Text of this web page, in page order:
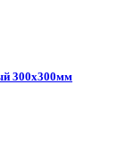
300х300мм